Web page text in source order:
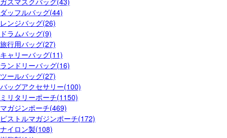
ダッフルバッグ(44)
レンジバッグ(26)
ドラムバッグ(9)
旅行用バッグ(27)
キャリーバッグ(11)
ランドリーバッグ(16)
ツールバッグ(27)
バッグアクセサリー(100)
ミリタリーポーチ(1150)
マガジンポーチ(469)
ピストルマガジンポーチ(172)
ナイロン製(108)